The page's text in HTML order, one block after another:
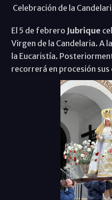
Celebración de la
El 5 de febrero Jubrique
Virgen de la Candelaria. A
la Eucaristía.
recorrerá en procesión sus